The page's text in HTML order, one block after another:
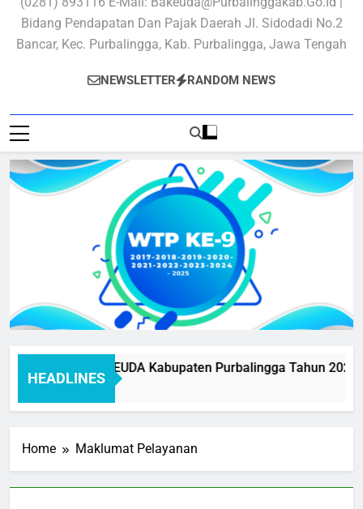
Bidang Pendapatan Dan Pajak Daerah Jl. Sidodadi No.2
Bancar, Kec. Purbalingga, Kab. Purbalingga, Jawa Tengah
NEWSLETTER RANDOM NEWS
HEADLINES
Pelayanan BAKEUDA Kabupaten Purbalingga Tahun
Home Maklumat Pelayanan